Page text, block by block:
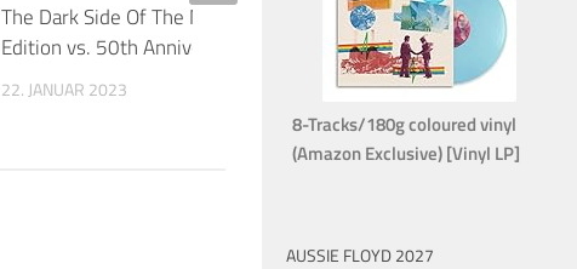
The Dark Side Of The Moon: Immersion
Edition vs. 50th Anniversary
22. JANUAR 2023
Interview mit Nick
Years Box, Frank
20. NOVEMBER 2016
8-Tracks/180g coloured vinyl
(Amazon Exclusive) [Vinyl LP]
AUSSIE FLOYD 2027